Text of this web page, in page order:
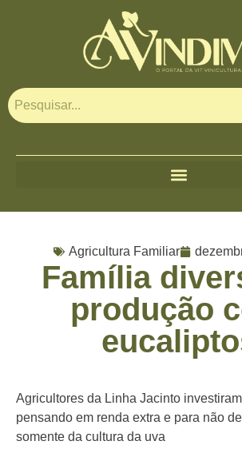
Agricultura Familiar
Família
produção
Agricultores da Linha Jacinto
pensando em renda extra e para não
somente da cultura da uva